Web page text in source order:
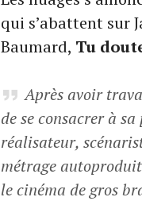
qui s’abattent sur
Baumard, Tu
Après avoir
de se consacrer à
réalisateur,
métrage
le cinéma de gros